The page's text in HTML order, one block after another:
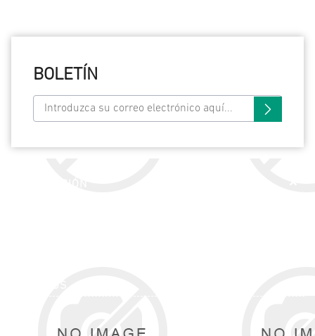
BOLETÍN